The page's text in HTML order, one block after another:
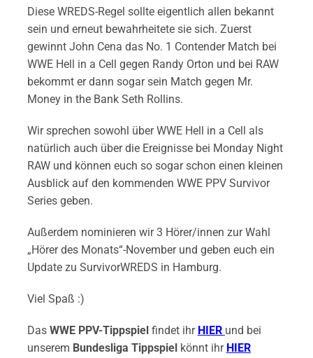
Diese WREDS-Regel sollte eigentlich allen bekannt
sein und erneut bewahrheitete sie sich. Zuerst
gewinnt John Cena das No. 1 Contender Match bei
WWE Hell in a Cell gegen Randy Orton und bei RAW
bekommt er dann sogar sein Match gegen Mr.
Money in the Bank Seth Rollins.
Wir sprechen sowohl über WWE Hell in a Cell als
natürlich auch über die Ereignisse bei Monday Night
RAW und können euch so sogar schon einen kleinen
Ausblick auf den kommenden WWE PPV Survivor
Series geben.
Außerdem nominieren wir 3 Hörer/innen zur Wahl
„Hörer des Monats“-November und geben euch ein
Update zu SurvivorWREDS in Hamburg.
Viel Spaß :)
Das WWE PPV-Tippspiel findet ihr HIER und bei
unserem Bundesliga Tippspiel könnt ihr HIER